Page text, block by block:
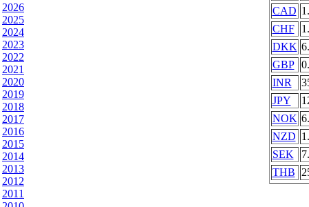
2026
2025
2024
2023
2022
2021
2020
2019
2018
2017
2016
2015
2014
2013
2012
2011
CAD
CHF
DKK
GBP
INR
JPY
NOK
NZD
SEK
THB